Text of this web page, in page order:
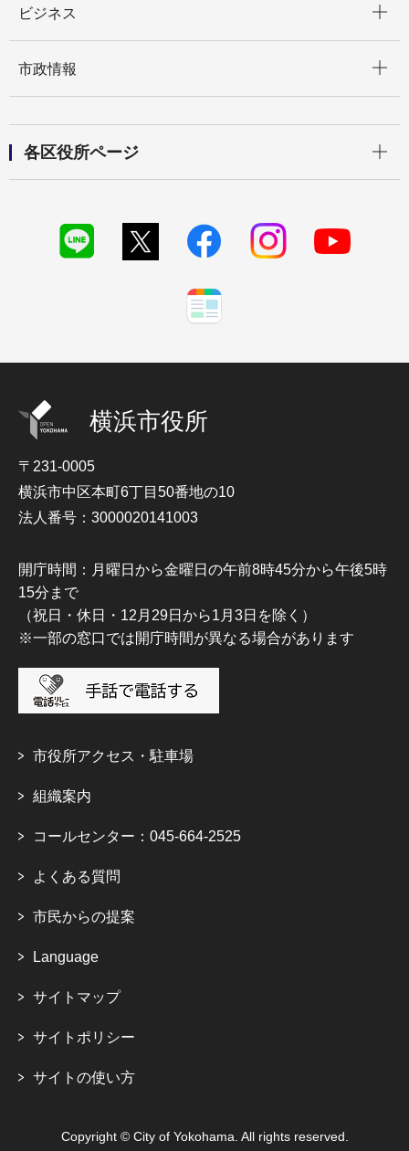
ビジネス
市政情報
各区役所ページ
横浜市役所
〒231-0005
横浜市中区本町6丁目50番地の10
法人番号：3000020141003
開庁時間：月曜日から金曜日の午前8時45分から午後5時
15分まで
（祝日・休日・12月29日から1月3日を除く）
※一部の窓口では開庁時間が異なる場合があります
市役所アクセス・駐車場
組織案内
コールセンター：045-664-2525
よくある質問
市民からの提案
Language
サイトマップ
サイトポリシー
サイトの使い方
Copyright © City of Yokohama. All rights reserved.